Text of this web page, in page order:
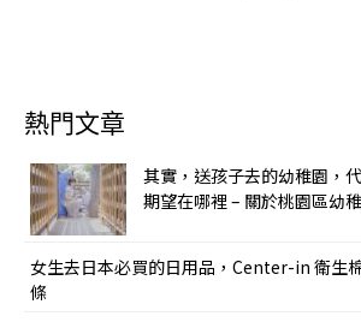
熱門文章
其實，送孩子去的幼稚園，
期望在哪裡 – 關於桃園區幼
女生去日本必買的日用品，Center-in 衛生
條